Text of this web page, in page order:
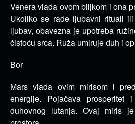
Venera vlada ovom biljkom i ona
Ukoliko se rade ljubavni rituali
ljubav, obavezna je upotreba
čistoću srca. Ruža umiruje duh i
Bor
Mars vlada ovim mirisom i
energije. Pojačava prosperitet
duhovnog lutanja. Ovaj miris